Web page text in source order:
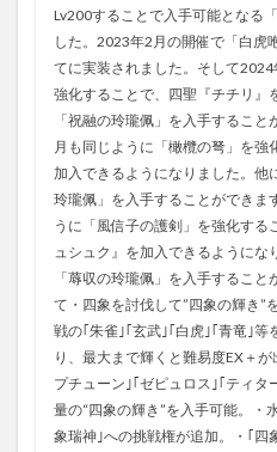
Lv200することで入手可能となる
した。2023年2月の開催で「白虎
てに実装されました。そして
強化することで、四聖『チチリ』
「祝融の玲瓏佩」を入手するこ
月も同じように「橄欖の弩」を強
加入できるようになりました。他
玲瓏佩」を入手することができま
うに「風信子の護剣」を強化する
ュシュク』を加入できるようにな
「蓐収の玲瓏佩」を入手するこ
て・四象を討伐して”四象の輝き”
戦の｢朱雀｣｢玄武｣｢白虎｣｢青竜｣等
り、最大まで輝くと難易度EX＋
プチューン｣｢ゼピュロス｣｢ティ
量の“四象の輝き”を入手可能。・
象瑞神｣への挑戦権が追加。・｢四